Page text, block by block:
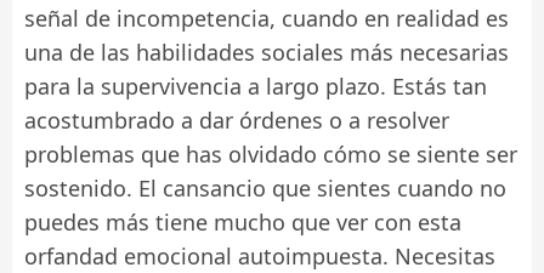
señal de incompetencia, cuando en realidad es
una de las habilidades sociales más necesarias
para la supervivencia a largo plazo. Estás tan
acostumbrado a dar órdenes o a resolver
problemas que has olvidado cómo se siente ser
sostenido. El cansancio que sientes cuando no
puedes más tiene mucho que ver con esta
orfandad emocional autoimpuesta. Necesitas